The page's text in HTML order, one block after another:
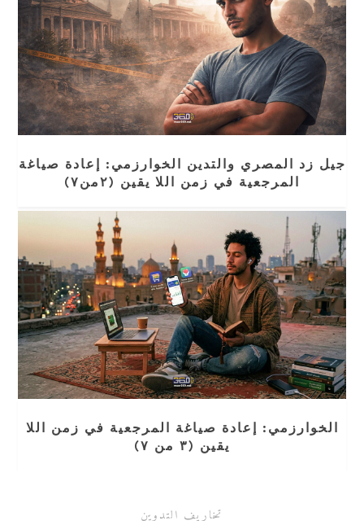
جيل زد المصري والتدين الخوارزمي: إعادة صياغة
المرجعية في زمن اللا يقين (٢من٧)
الخوارزمي: إعادة صياغة المرجعية في زمن اللا
يقين (٣ من ٧)
تخاريف التدوين